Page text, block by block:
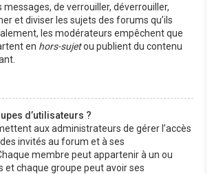
de verrouiller, déverrouiller,
et diviser les sujets des forums qu’ils
les modérateurs empêchent que
en hors-sujetou publient du contenu
d’utilisateurs ?
aux administrateurs de gérer l’accès
invités au forum et à ses
membre peut appartenir à un ou
et chaque groupe peut avoir ses